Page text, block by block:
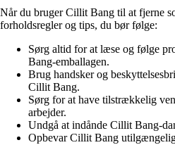
Når du bruger Cillit Bang til at fjerne
forholdsregler og tips, du bør følge:
Sørg altid for at læse og følge
Bang-emballagen.
Brug handsker og
Cillit Bang.
Sørg for at have tilstrækkelig
arbejder.
Undgå at indånde Cillit Bang-
Opbevar Cillit Bang